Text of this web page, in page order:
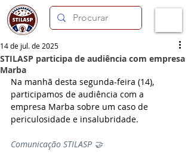
STILASP participa de audiência com empresa
Marba
14 de jul. de 2025
Na manhã desta segunda-feira (14),
participamos de audiência com a
empresa Marba sobre um caso de
periculosidade e insalubridade.
Comunicação STILASP 🤝